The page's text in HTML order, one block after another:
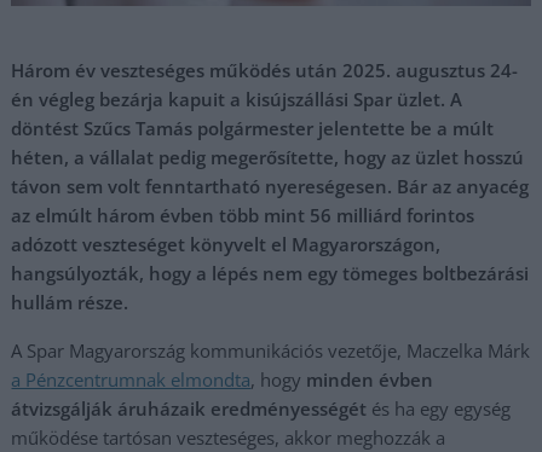
Három év veszteséges működés után 2025. augusztus 24-
én végleg bezárja kapuit a kisújszállási Spar üzlet. A
döntést Szűcs Tamás polgármester jelentette be a múlt
héten, a vállalat pedig megerősítette, hogy az üzlet hosszú
távon sem volt fenntartható nyereségesen. Bár az anyacég
az elmúlt három évben több mint 56 milliárd forintos
adózott veszteséget könyvelt el Magyarországon,
hangsúlyozták, hogy a lépés nem egy tömeges boltbezárási
hullám része.
A Spar Magyarország kommunikációs vezetője, Maczelka Márk
a Pénzcentrumnak elmondta, hogy minden évben
átvizsgálják áruházaik eredményességét és ha egy egység
működése tartósan veszteséges, akkor meghozzák a